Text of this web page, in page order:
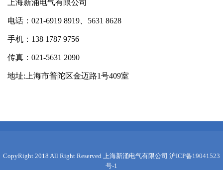
上海新涌电气有限公司
电话：021-6919 8919、5631 8628
手机：138 1787 9756
传真：021-5631 2090
地址:上海市普陀区金迈路1号409室
CopyRight 2018 All Right Reserved 上海新涌电气有限公司 沪ICP备19041523
号-1